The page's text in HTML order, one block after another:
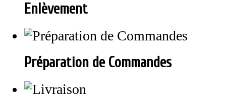
Enlèvement
Préparation de Commandes